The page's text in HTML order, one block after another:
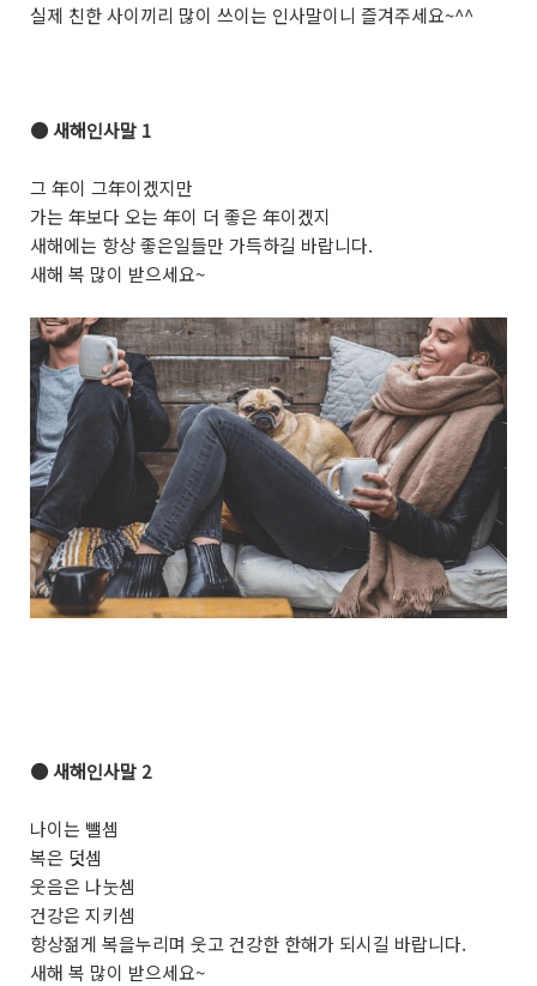
실제 친한 사이끼리 많이 쓰이는 인사말이니 즐겨주세요~^^
● 새해인사말 1
그 年이 그年이겠지만
가는 年보다 오는 年이 더 좋은 年이겠지
새해에는 항상 좋은일들만 가득하길 바랍니다.
새해 복 많이 받으세요~
● 새해인사말 2
나이는 뺄셈
복은 덧셈
웃음은 나눗셈
건강은 지키셈
항상젊게 복을누리며 웃고 건강한 한해가 되시길 바랍니다.
새해 복 많이 받으세요~